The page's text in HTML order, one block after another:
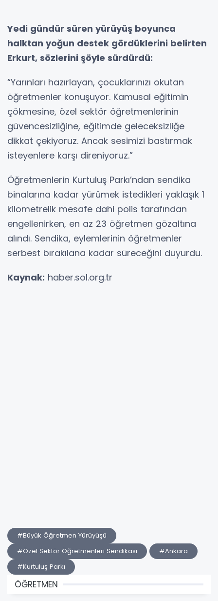
Yedi gündür süren yürüyüş boyunca
halktan yoğun destek gördüklerini belirten
Erkurt, sözlerini şöyle sürdürdü:
“Yarınları hazırlayan, çocuklarınızı okutan
öğretmenler konuşuyor. Kamusal eğitimin
çökmesine, özel sektör öğretmenlerinin
güvencesizliğine, eğitimde geleceksizliğe
dikkat çekiyoruz. Ancak sesimizi bastırmak
isteyenlere karşı direniyoruz.”
Öğretmenlerin Kurtuluş Parkı’ndan sendika
binalarına kadar yürümek istedikleri yaklaşık 1
kilometrelik mesafe dahi polis tarafından
engellenirken, en az 23 öğretmen gözaltına
alındı. Sendika, eylemlerinin öğretmenler
serbest bırakılana kadar süreceğini duyurdu.
Kaynak: haber.sol.org.tr
#Büyük Öğretmen Yürüyüşü
#Özel Sektör Öğretmenleri Sendikası
#Ankara
#Kurtuluş Parkı
ÖĞRETMEN